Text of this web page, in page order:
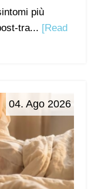
più
tra... [Read
04. Ago 2026